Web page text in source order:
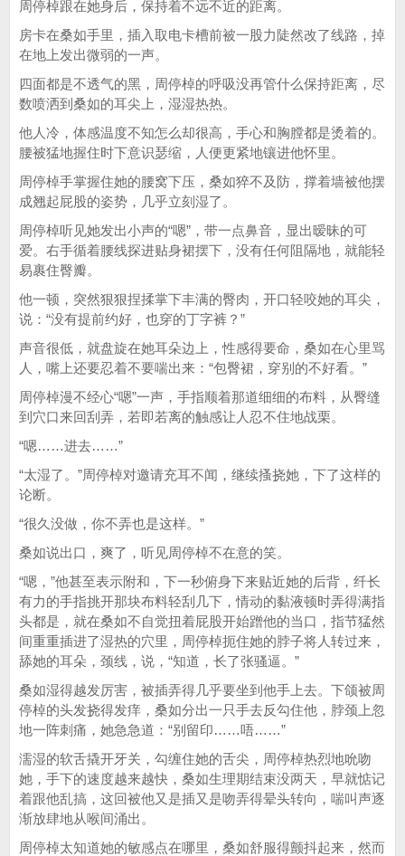
周停棹跟在她身后，保持着不远不近的距离。
房卡在桑如手里，插入取电卡槽前被一股力陡然改了线路，掉
在地上发出微弱的一声。
四面都是不透气的黑，周停棹的呼吸没再管什么保持距离，尽
数喷洒到桑如的耳尖上，湿湿热热。
他人冷，体感温度不知怎么却很高，手心和胸膛都是烫着的。
腰被猛地握住时下意识瑟缩，人便更紧地镶进他怀里。
周停棹手掌握住她的腰窝下压，桑如猝不及防，撑着墙被他摆
成翘起屁股的姿势，几乎立刻湿了。
周停棹听见她发出小声的“嗯”，带一点鼻音，显出暧昧的可
爱。右手循着腰线探进贴身裙摆下，没有任何阻隔地，就能轻
易裹住臀瓣。
他一顿，突然狠狠捏揉掌下丰满的臀肉，开口轻咬她的耳尖，
说：“没有提前约好，也穿的丁字裤？”
声音很低，就盘旋在她耳朵边上，性感得要命，桑如在心里骂
人，嘴上还要忍着不要喘出来：“包臀裙，穿别的不好看。”
周停棹漫不经心“嗯”一声，手指顺着那道细细的布料，从臀缝
到穴口来回刮弄，若即若离的触感让人忍不住地战栗。
“嗯……进去……”
“太湿了。”周停棹对邀请充耳不闻，继续搔挠她，下了这样的
论断。
“很久没做，你不弄也是这样。”
桑如说出口，爽了，听见周停棹不在意的笑。
“嗯，”他甚至表示附和，下一秒俯身下来贴近她的后背，纤长
有力的手指挑开那块布料轻刮几下，情动的黏液顿时弄得满指
头都是，就在桑如不自觉扭着屁股开始蹭他的当口，指节猛然
间重重插进了湿热的穴里，周停棹扼住她的脖子将人转过来，
舔她的耳朵，颈线，说，“知道，长了张骚逼。”
桑如湿得越发厉害，被插弄得几乎要坐到他手上去。下颌被周
停棹的头发挠得发痒，桑如分出一只手去反勾住他，脖颈上忽
地一阵刺痛，她急急道：“别留印……唔……”
濡湿的软舌撬开牙关，勾缠住她的舌尖，周停棹热烈地吮吻
她，手下的速度越来越快，桑如生理期结束没两天，早就惦记
着跟他乱搞，这回被他又是插又是吻弄得晕头转向，喘叫声逐
渐放肆地从喉间涌出。
周停棹太知道她的敏感点在哪里，桑如舒服得颤抖起来，然而